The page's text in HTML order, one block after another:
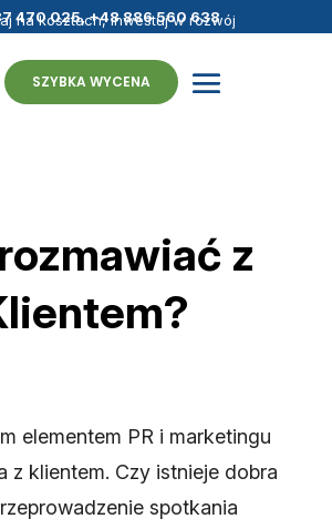
na kosztach, inwestuj w rozwój
- fulfillment bez granic
470 025,+48 886 560 638
SZYBKA WYCENA
z
elementem PR i marketingu
z klientem. Czy istnieje dobra
spotkania